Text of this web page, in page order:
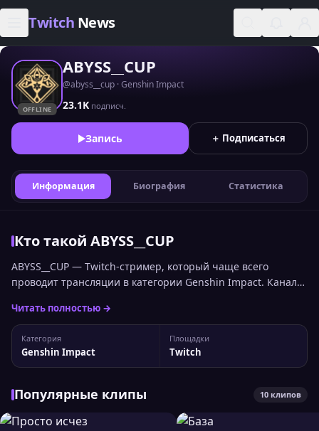
Skip to content
Twitch News
OFFLINE
ABYSS__CUP
@abyss__cup · Genshin Impact
23.1K подписч.
Запись ＋ Подписаться
Информация Биография Статистика
Кто такой ABYSS__CUP
ABYSS__CUP — Twitch-стример, который чаще всего
проводит трансляции в категории Genshin Impact. Канал
русскоязычной аудитории и занимает 1265 место.
Статистика канала ABYSS__CUP На Twitch у стримера 21 881
подписчиков, а максимальный пик трансляции достигал
1 067 одновременных зрителей. Вы можете...
Читать полностью →
Категория
Genshin Impact
Площадки
Twitch
Популярные клипы 10 клипов